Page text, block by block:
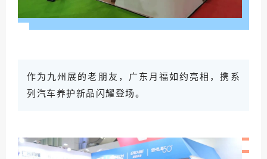
作为九州展的老 朋友，广东月福如约亮相，携系
列汽车养护新品闪耀登场。